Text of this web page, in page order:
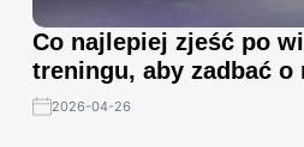
Co najlepiej zjeść po
treningu, aby zadbać o
2026-04-26